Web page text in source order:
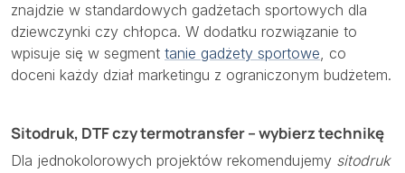
znajdzie w standardowych gadżetach sportowych dla
dziewczynki czy chłopca. W dodatku rozwiązanie to
wpisuje się w segment tanie gadżety sportowe, co
doceni każdy dział marketingu z ograniczonym budżetem.
Sitodruk, DTF czy termotransfer – wybierz technikę
Dla jednokolorowych projektów rekomendujemy sitodruk